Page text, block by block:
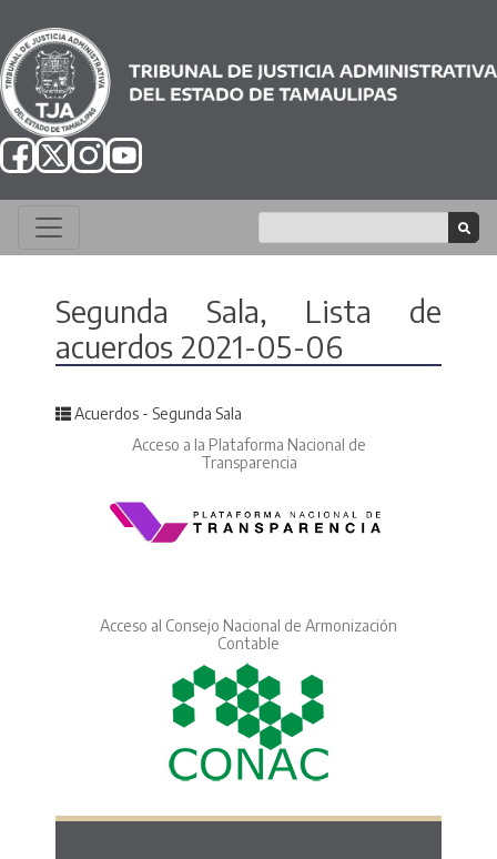
Segunda Sala, Lista de
acuerdos 2021-05-06
Posted in
Acuerdos - Segunda Sala
Acceso a la Plataforma Nacional de
Transparencia
Acceso al Consejo Nacional de Armonización
Contable